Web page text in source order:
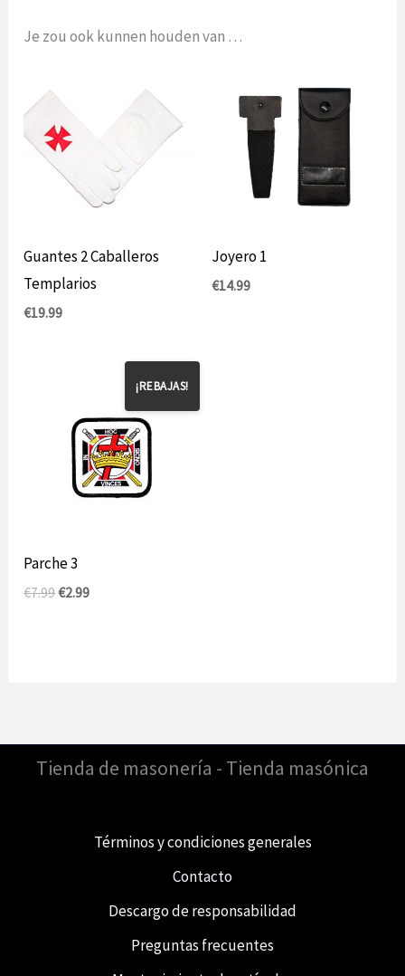
Je zou ook kunnen houden van …
Guantes 2 Caballeros
Templarios
€19.99
Joyero 1
€14.99
¡REBAJAS!
Parche 3
€7.99El
€2.99El
Tienda de masonería - Tienda masónica
Términos y condiciones generales
Contacto
Descargo de responsabilidad
Preguntas frecuentes